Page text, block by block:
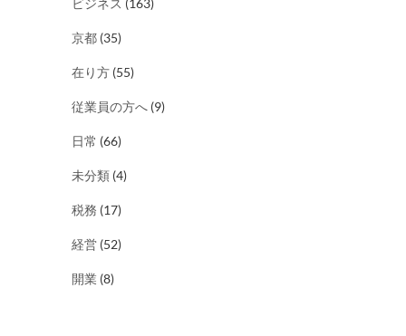
ビジネス (163)
京都 (35)
在り方 (55)
従業員の方へ (9)
日常 (66)
未分類 (4)
税務 (17)
経営 (52)
開業 (8)